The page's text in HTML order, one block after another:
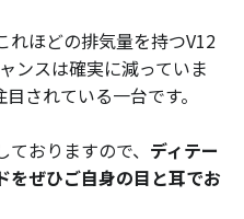
れほどの排気量を持つV12
ンスは確実に減っていま
されている一台です。
おりますので、 ディテー
をぜひご自身の目と耳でお